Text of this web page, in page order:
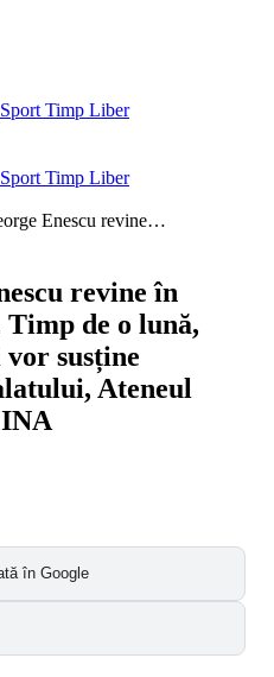
Sport Timp Liber
Sport Timp Liber
Enescu revine…
revine în
de o lună,
vor susține
Ateneul
în Google